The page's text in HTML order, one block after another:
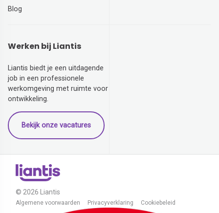
Blog
Werken bij Liantis
Liantis biedt je een uitdagende
job in een professionele
werkomgeving met ruimte voor
ontwikkeling.
Bekijk onze vacatures
© 2026 Liantis
Algemene voorwaarden Privacyverklaring Cookiebeleid